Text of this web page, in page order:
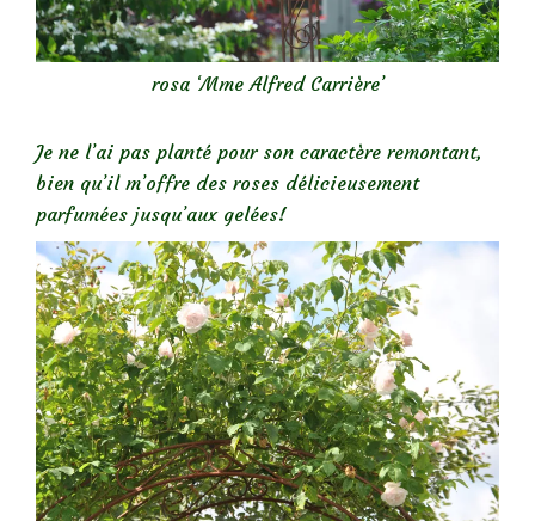
rosa ‘Mme Alfred Carrière’
Je ne l’ai pas planté pour son caractère remontant,
bien qu’il m’offre des roses délicieusement
parfumées jusqu’aux gelées!